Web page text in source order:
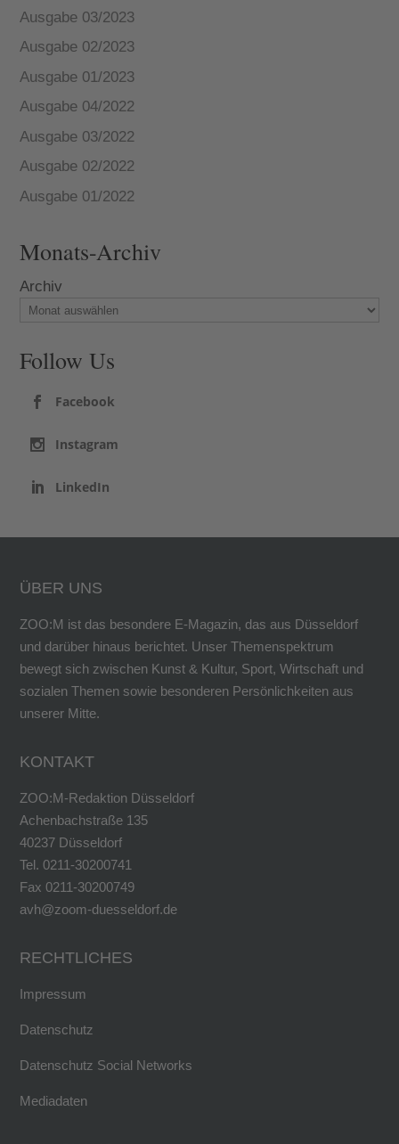
Ausgabe 03/2023
Ausgabe 02/2023
Ausgabe 01/2023
Ausgabe 04/2022
Ausgabe 03/2022
Ausgabe 02/2022
Ausgabe 01/2022
Monats-Archiv
Archiv
Follow Us
Facebook
Instagram
LinkedIn
ÜBER UNS
ZOO:M ist das besondere E-Magazin, das aus Düsseldorf
und darüber hinaus berichtet. Unser Themenspektrum
bewegt sich zwischen Kunst & Kultur, Sport, Wirtschaft und
sozialen Themen sowie besonderen Persönlichkeiten aus
unserer Mitte.
KONTAKT
ZOO:M-Redaktion Düsseldorf
Achenbachstraße 135
40237 Düsseldorf
Tel. 0211-30200741
Fax 0211-30200749
avh@zoom-duesseldorf.de
RECHTLICHES
Impressum
Datenschutz
Datenschutz Social Networks
Mediadaten